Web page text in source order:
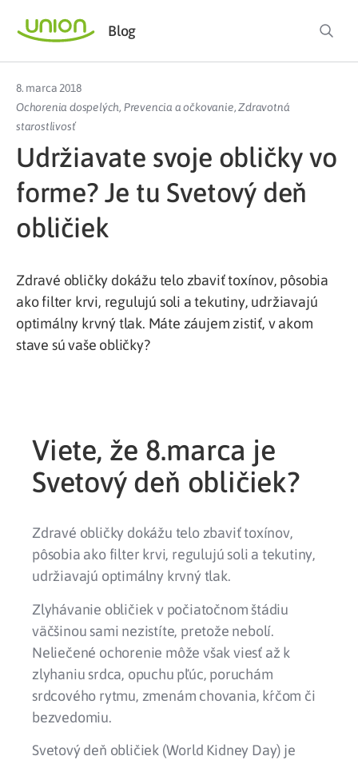
Blog
8. marca 2018
Ochorenia dospelých, Prevencia a očkovanie,Zdravotná
starostlivosť
Udržiavate svoje obličky vo
forme? Je tu Svetový deň
obličiek
Zdravé obličky dokážu telo zbaviť toxínov, pôsobia
ako filter krvi, regulujú soli a tekutiny, udržiavajú
optimálny krvný tlak. Máte záujem zistiť, v akom
stave sú vaše obličky?
Viete, že 8.marca je
Svetový deň obličiek?
Zdravé obličky dokážu telo zbaviť toxínov,
pôsobia ako filter krvi, regulujú soli a tekutiny,
udržiavajú optimálny krvný tlak.
Zlyhávanie obličiek v počiatočnom štádiu
väčšinou sami nezistíte, pretože nebolí.
Neliečené ochorenie môže však viesť až k
zlyhaniu srdca, opuchu pľúc, poruchám
srdcového rytmu, zmenám chovania, kŕčom či
bezvedomiu.
Svetový deň obličiek (World Kidney Day) je